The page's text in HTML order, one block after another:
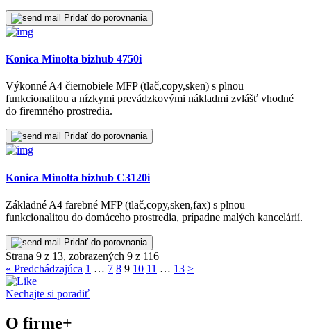
Pridať do porovnania
Konica Minolta bizhub 4750i
Výkonné A4 čiernobiele MFP (tlač,copy,sken) s plnou
funkcionalitou a nízkymi prevádzkovými nákladmi zvlášť vhodné
do firemného prostredia.
Pridať do porovnania
Konica Minolta bizhub C3120i
Základné A4 farebné MFP (tlač,copy,sken,fax) s plnou
funkcionalitou do domáceho prostredia, prípadne malých kancelárií.
Pridať do porovnania
Strana 9 z 13, zobrazených 9 z 116
« Predchádzajúca 1 … 7 8 9 10 11 … 13 >
Nechajte si poradiť
O firme+